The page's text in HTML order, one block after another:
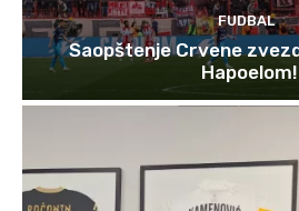
FUDBAL
Saopštenje Crvene
Hapoelom!